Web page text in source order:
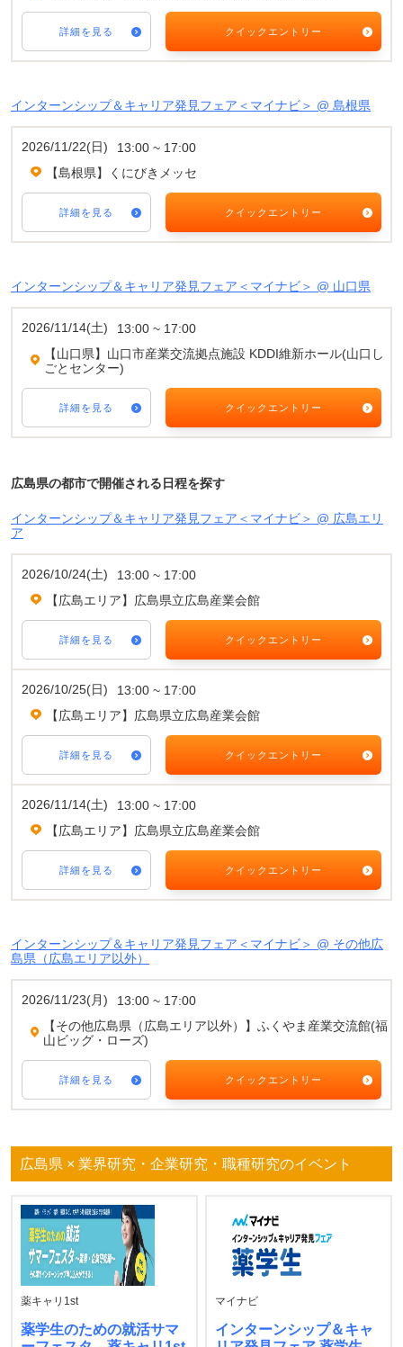
詳細を見る クイックエントリー
インターンシップ＆キャリア発見フェア＜マイナビ＞ @ 島根県
2026/11/22(日)
13:00 ~ 17:00
【島根県】くにびきメッセ
詳細を見る クイックエントリー
インターンシップ＆キャリア発見フェア＜マイナビ＞ @ 山口県
2026/11/14(土)
13:00 ~ 17:00
【山口県】山口市産業交流拠点施設 KDDI維新ホール(山口し
ごとセンター)
詳細を見る クイックエントリー
広島県の都市で開催される日程を探す
インターンシップ＆キャリア発見フェア＜マイナビ＞ @ 広島エリ
ア
2026/10/24(土)
13:00 ~ 17:00
【広島エリア】広島県立広島産業会館
詳細を見る クイックエントリー
2026/10/25(日)
13:00 ~ 17:00
【広島エリア】広島県立広島産業会館
詳細を見る クイックエントリー
2026/11/14(土)
13:00 ~ 17:00
【広島エリア】広島県立広島産業会館
詳細を見る クイックエントリー
インターンシップ＆キャリア発見フェア＜マイナビ＞ @ その他広
島県（広島エリア以外）
2026/11/23(月)
13:00 ~ 17:00
【その他広島県（広島エリア以外）】ふくやま産業交流館(福
山ビッグ・ローズ)
詳細を見る クイックエントリー
広島県 × 業界研究・企業研究・職種研究のイベント
薬キャリ1st
薬学生のための就活サマ
マイナビ
インターンシップ＆キャ